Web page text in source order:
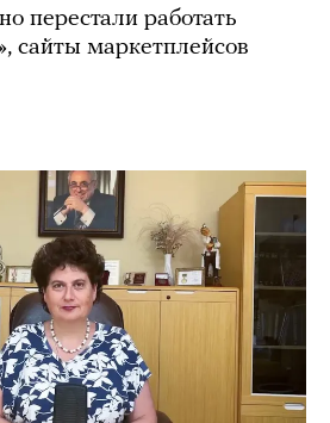
перестали работать
сайты маркетплейсов